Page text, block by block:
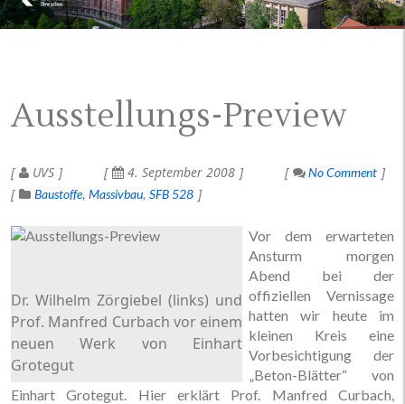
Ausstellungs-Preview
UVS 4. September 2008
No Comment
Baustoffe Massivbau SFB 528
Dr. Wilhelm Zörgiebel (links) und
Prof. Manfred Curbach vor einem
neuen Werk von Einhart
Grotegut
Vor dem erwarteten
Ansturm morgen
Abend bei der
offiziellen Vernissage
hatten wir heute im
kleinen Kreis eine
Vorbesichtigung der
„Beton-Blätter“ von
Einhart Grotegut. Hier erklärt Prof. Manfred Curbach,